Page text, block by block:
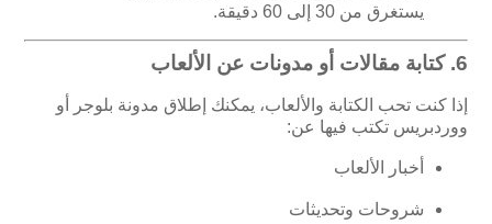
يستغرق من 30 إلى 60 دقيقة.
6. كتابة مقالات أو مدونات عن الألعاب
إذا كنت تحب الكتابة والألعاب، يمكنك إطلاق مدونة بلوجر أو
ووردبريس تكتب فيها عن:
أخبار الألعاب
شروحات وتحديثات